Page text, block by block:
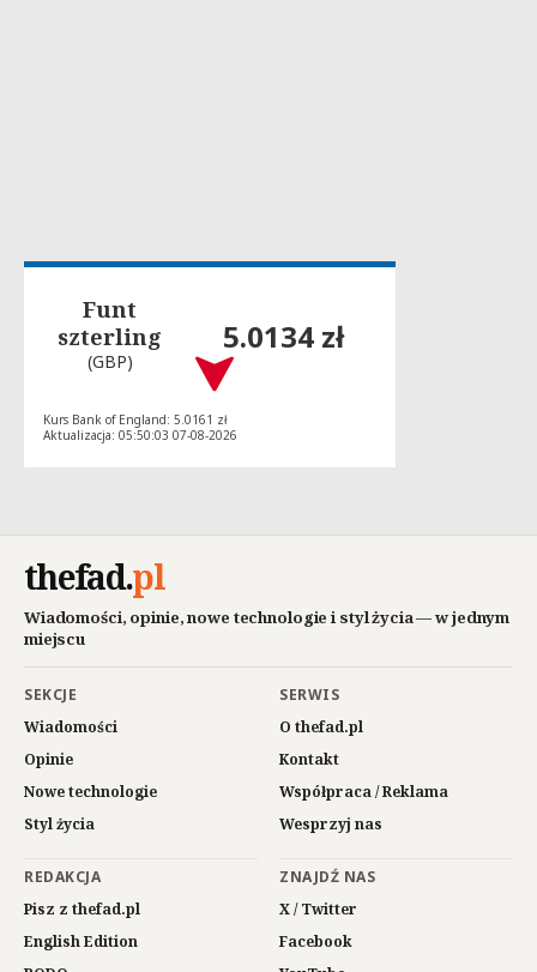
Funt
szterling
(GBP)
5.0134 zł
Kurs Bank of England: 5.0161 zł
Aktualizacja: 05:50:03 07-08-2026
thefad.pl
Wiadomości, opinie, nowe technologie i styl życia — w jednym
miejscu
SEKCJE
Wiadomości
Opinie
Nowe technologie
Styl życia
SERWIS
O thefad.pl
Kontakt
Współpraca / Reklama
Wesprzyj nas
REDAKCJA
Pisz z thefad.pl
English Edition
ZNAJDŹ NAS
X / Twitter
Facebook